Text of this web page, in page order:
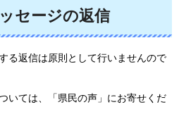
セージの返信
る返信は原則として行いませんので
いては、「県民の声」にお寄せくだ